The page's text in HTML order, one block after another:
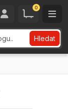
0
Hledat